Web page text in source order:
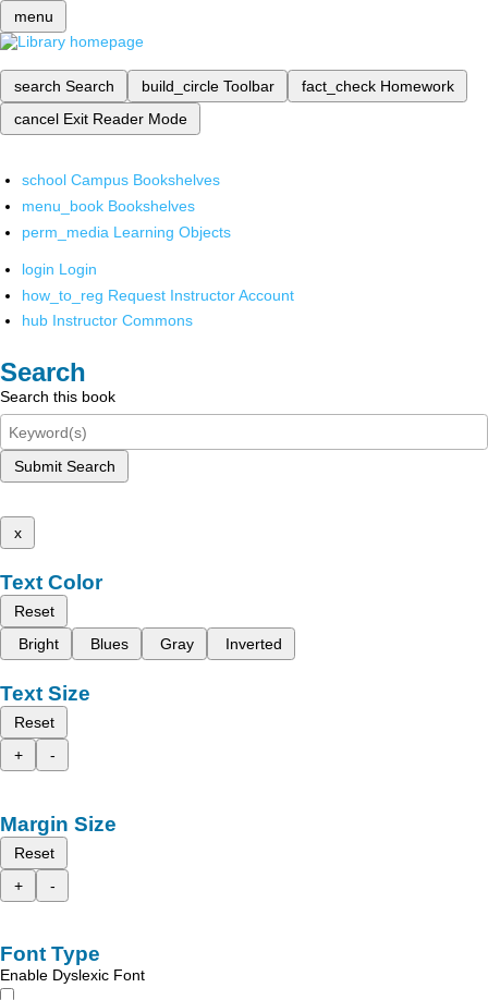
menu
search Search build_circle Toolbar fact_check Homework
cancel Exit Reader Mode
school Campus Bookshelves
menu_book Bookshelves
perm_media Learning Objects
login Login
how_to_reg Request Instructor Account
hub Instructor Commons
Search
Search this book
Submit Search
x
Text Color
Reset
Bright
Blues Gray Inverted
Text Size
Reset
+
-
Margin Size
Reset
+
-
Font Type
Enable Dyslexic Font